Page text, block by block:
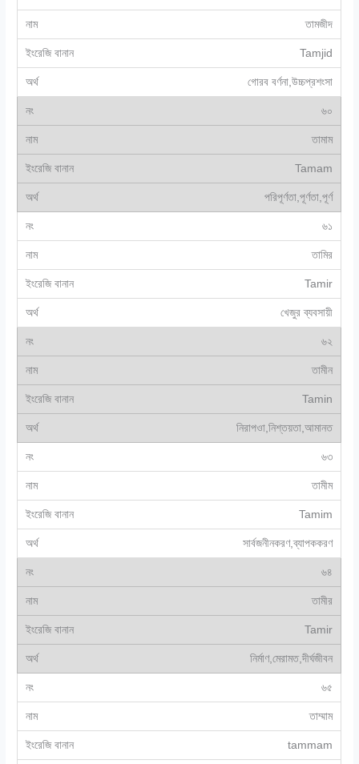
তামজীদ
Tamjid
গোরব বর্ণনা,উচ্চপ্রশংসা
৬০
তামাম
Tamam
পরিপূর্ণতা,পূর্ণতা,পূর্ণ
৬১
তামির
Tamir
খেজুর ব্যবসায়ী
৬২
তামীন
Tamin
নিরাপওা,নিশ্তয়তা,আমানত
৬৩
তামীম
Tamim
সার্বজনীনকরণ,ব্যাপককরণ
৬৪
তামীর
Tamir
নির্মাণ,মেরামত,দীর্ঘজীবন
৬৫
তাম্মাম
tammam